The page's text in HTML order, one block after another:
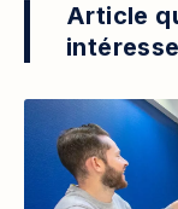
Article